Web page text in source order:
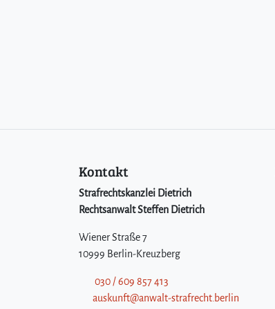
Kontakt
Strafrechtskanzlei Dietrich
Rechtsanwalt Steffen Dietrich
Wiener Straße 7
10999 Berlin-Kreuzberg
030 / 609 857 413
auskunft@anwalt-strafrecht.berlin